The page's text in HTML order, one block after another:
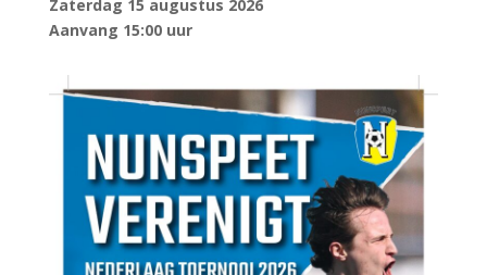
Zaterdag 15 augustus 2026
Aanvang 15:00 uur